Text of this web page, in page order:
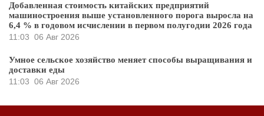
Добавленная стоимость китайских предприятий
машиностроения выше установленного порога выросла на
6,4 % в годовом исчислении в первом полугодии 2026 года
11:03 06 Авг 2026
Умное сельское хозяйство меняет способы выращивания и
доставки еды
11:03 06 Авг 2026